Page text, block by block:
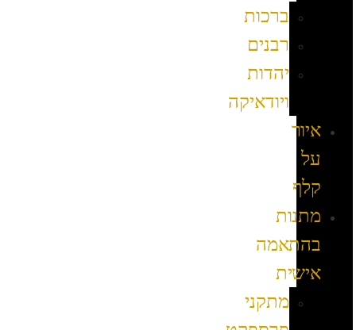
ברכות
רבנים
יהדות
ויודאיקה
איור
על
קלף
מתנות
בהתאמה
אישית
מתקני